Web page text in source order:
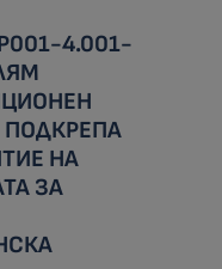
4.001-
ПОДКРЕПА
НА
ЗА